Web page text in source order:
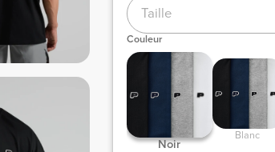
Taille
Couleur
Noir
Blanc